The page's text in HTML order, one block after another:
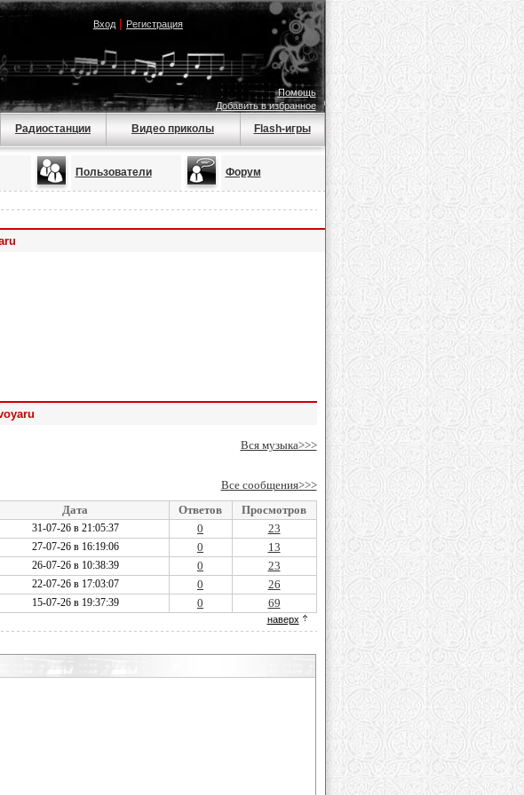
Вход| Регистрация
Помощь
Добавить в избранное
Радиостанции Видео приколы Flash-игры
Пользователи Форум
Вся музыка>>>
Все сообщения>>>
Дата Ответов Просмотров
31-07-26 в 21:05:37 0 23
27-07-26 в 16:19:06 0 13
26-07-26 в 10:38:39 0 23
22-07-26 в 17:03:07 0 26
15-07-26 в 19:37:39 0 69
наверх